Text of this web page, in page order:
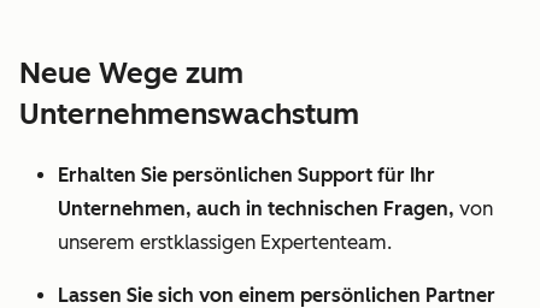
Neue Wege zum
Unternehmenswachstum
Erhalten Sie persönlichen Support für Ihr
Unternehmen, auch in technischen Fragen, von
unserem erstklassigen Expertenteam.
Lassen Sie sich von einem persönlichen Partner